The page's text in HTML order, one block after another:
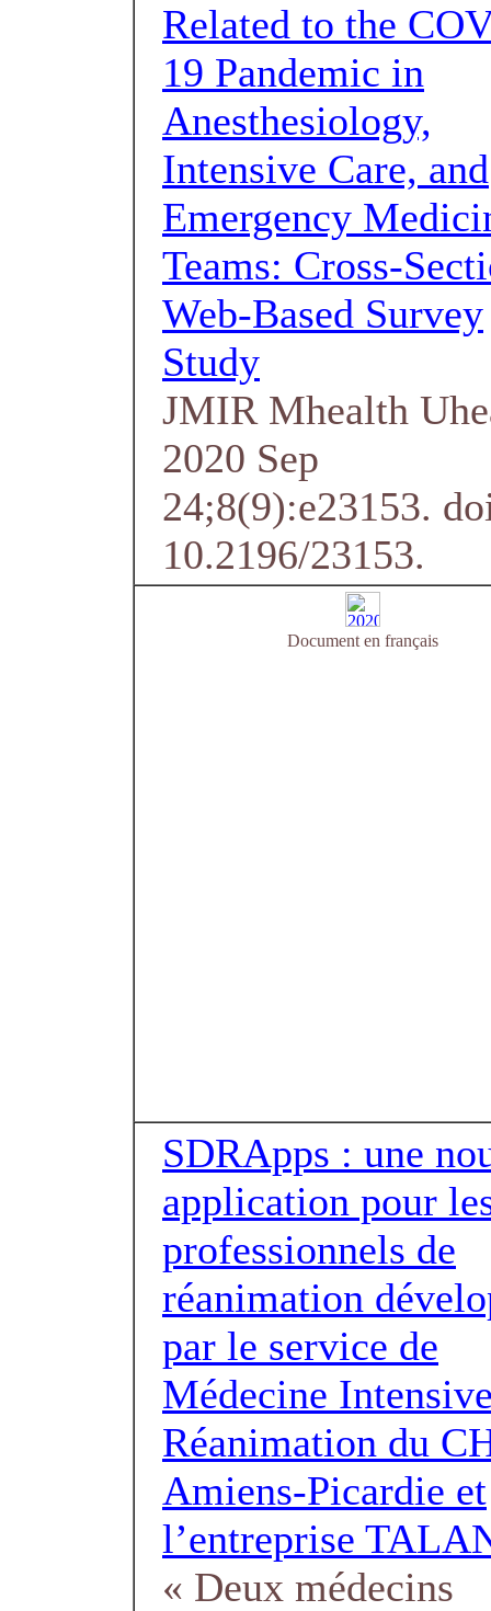
Related to the
19 Pandemic in
Anesthesiology,
Intensive Care, and
Emergency
Teams: Cross-
Web-Based Survey
Study
JMIR Mhealth
2020 Sep
24;8(9):e23153.
10.2196/23153.
Document en français
SDRApps : une
application pour
professionnels de
réanimation
par le service de
Médecine
Réanimation du
Amiens-Picardie et
l’entreprise
« Deux médecins